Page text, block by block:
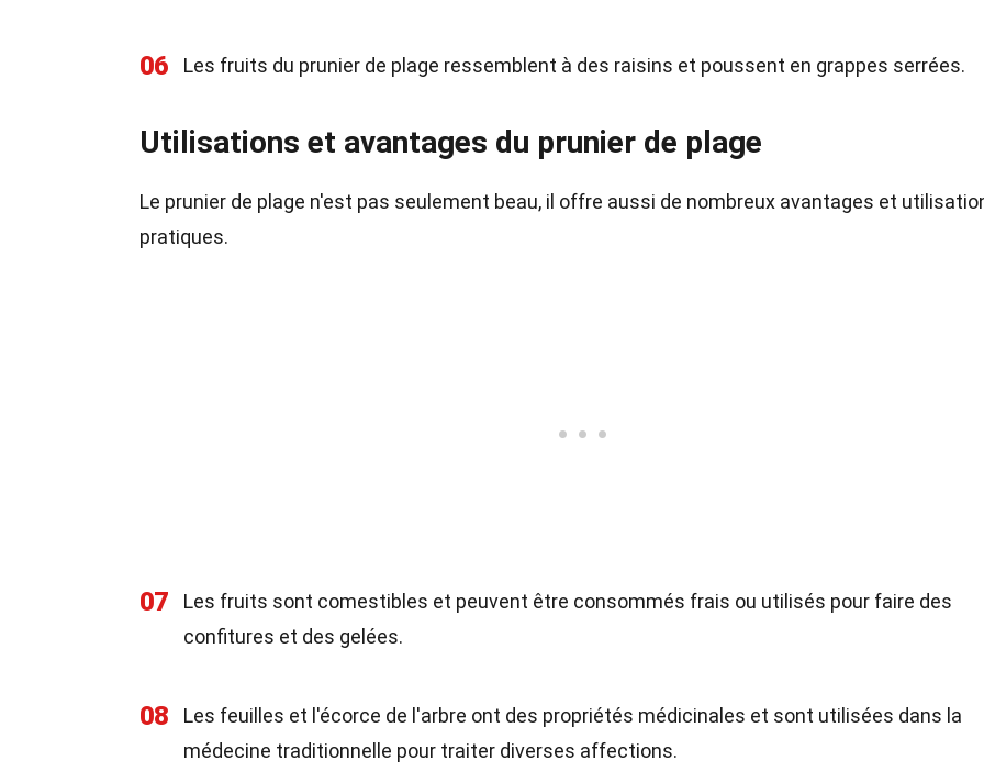
06 Les fruits du prunier de plage ressemblent à des raisins et poussent en grappes serrées.
Utilisations et avantages du prunier de plage
Le prunier de plage n'est pas seulement beau, il offre aussi de nombreux avantages et
pratiques.
07
Les fruits sont comestibles et peuvent être consommés frais ou utilisés pour faire des
confitures et des gelées.
08
Les feuilles et l'écorce de l'arbre ont des propriétés médicinales et sont utilisées dans la
médecine traditionnelle pour traiter diverses affections.